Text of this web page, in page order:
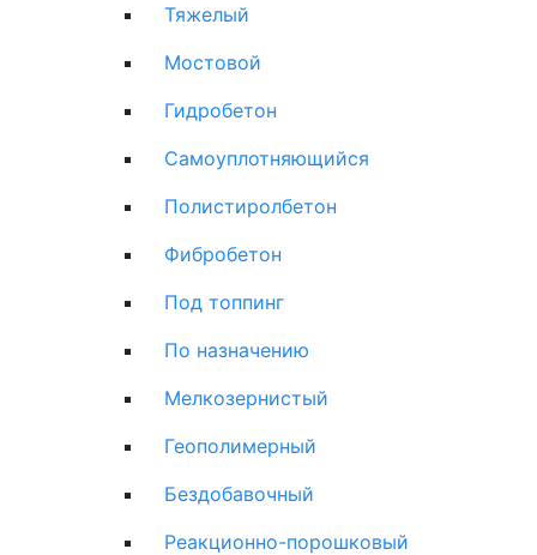
Тяжелый
Мостовой
Гидробетон
Самоуплотняющийся
Полистиролбетон
Фибробетон
Под топпинг
По назначению
Мелкозернистый
Геополимерный
Бездобавочный
Реакционно-порошковый